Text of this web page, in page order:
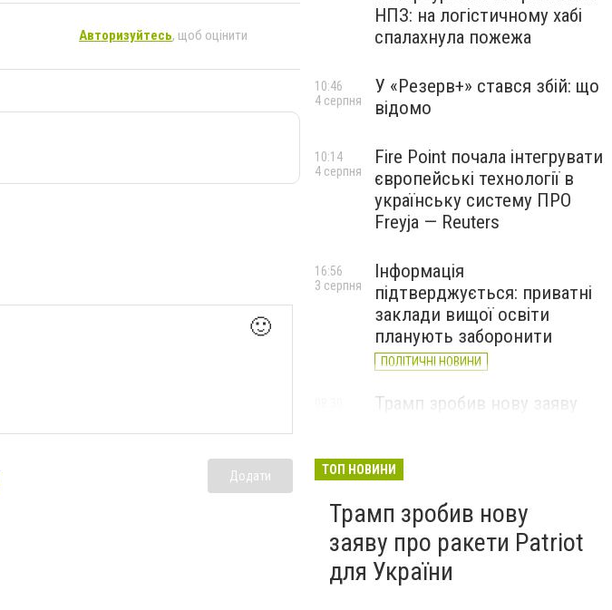
Авторизуйтесь, щоб оцінити
🙂
Додати
НПЗ: на логістичному хабі
спалахнула пожежа
У «Резерв+» стався збій: що
відомо
10:46
4 серпня
Fire Point почала інтегрувати
європейські технології в
українську систему ПРО
Freyja — Reuters
10:14
4 серпня
Інформація
підтверджується: приватні
заклади вищої освіти
планують заборонити
ПОЛІТИЧНІ НОВИНИ
16:56
3 серпня
Трамп зробив нову заяву
ТОП НОВИНИ
Трамп зробив нову
заяву про ракети Patriot
для України